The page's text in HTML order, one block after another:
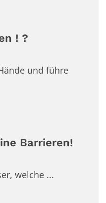
! ?
und führe
Barrieren!
welche ...